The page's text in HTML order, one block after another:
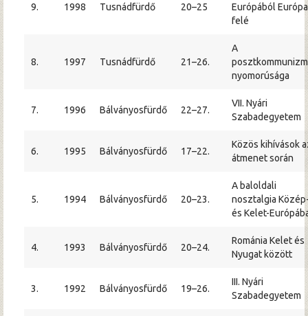
9. 1998 Tusnádfürdő 20–25
Európából Európa
felé
8. 1997 Tusnádfürdő 21–26.
A
nyomorúsága
7. 1996 Bálványosfürdő 22–27.
VII. Nyári
Szabadegyetem
6. 1995 Bálványosfürdő 17–22.
Közös kihívások
átmenet során
5. 1994 Bálványosfürdő 20–23.
A baloldali
nosztalgia
és Kelet-
4. 1993 Bálványosfürdő 20–24.
Románia Kelet és
Nyugat között
3. 1992 Bálványosfürdő 19–26.
III. Nyári
Szabadegyetem